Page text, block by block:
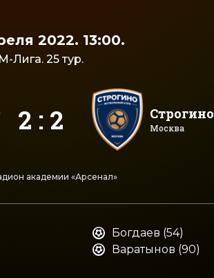
2022. 13:00.
М-Лига. 25 тур.
2 : 2 Строгино
Москва
академии «Арсенал»
Богдаев (54)
Варатынов (90)